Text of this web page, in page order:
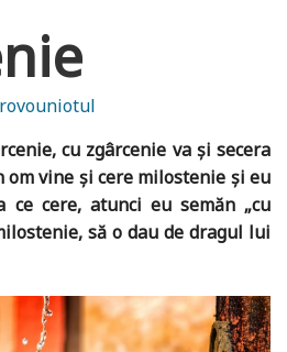
cu zgârcenie va şi secera
om vine şi cere milostenie şi eu
cere, atunci eu semăn „cu
să o dau de dragul lui